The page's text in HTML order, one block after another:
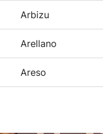
Arbizu
Arellano
Areso